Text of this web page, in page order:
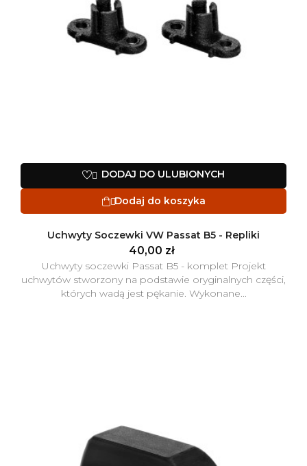
 DODAJ DO ULUBIONYCH
Dodaj do koszyka
Uchwyty Soczewki VW Passat B5 - Repliki
40,00 zł
Uchwyty soczewki Passat B5 - komplet Projekt
uchwytów stworzony na podstawie oryginalnych części,
których wadą jest pękanie. Wykonane...